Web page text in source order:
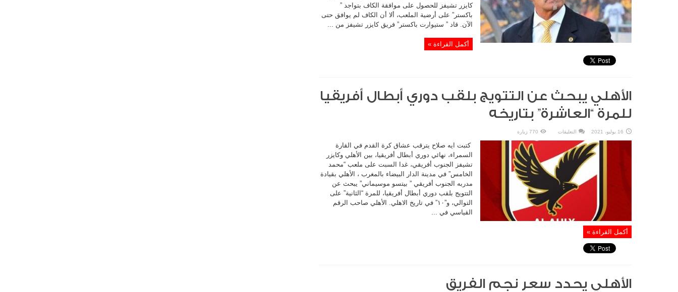
كايزر تشيفز للحصول على موافقة الكاف بتواجد ”
باكستر” على أرضية الملعب، ألا أن الكاف لم يوافق حتى
الآن. قاد ” ستيوارت باكستر” فريق كايزر تشيفز من ...
أكمل القراءة »
الأهلي يبحث عن التتويج بلقب دوري أبطال أفريقيا
للمرة “العاشرة” بتاريخه
16 يوليو، 2021 التعليقات
يبحث
بلقب
دوري
أبطال
أفريقيا
للمرة
بتاريخه
مغلقة
770 زيارة
كتبت ايه صلاح يترقب عشاق كرة القدم في القارة
السمراء، نهائي دوري أبطال أفريقيا، بين الأهلي وكايزر
تشيفز الجنوب أفريقي، غدا السبت على ملعب “محمد
الخامس” في مدينة الدار البيضاء بالمغرب ، الأهلي بقيادة
مدربه الجنوب أفريقي ” بيتسو موسيماني” يبحث عن
التتويج بلقب دوري أبطال أفريقيا، للمرة “الثانية” على
التوالي، و”١٠” في تاريخ الاهلي. الأهلي صاحب الرقم
القياسي في ...
أكمل القراءة »
الأهلي يحدد سعر نجم الفريق